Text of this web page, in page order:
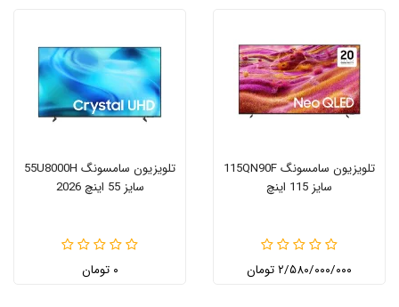
تلویزیون سامسونگ 115QN90F
سایز 115 اینچ
۲/۵۸۰/۰۰۰/۰۰۰ تومان
تلویزیون سامسونگ 55U8000H
سایز 55 اینچ 2026
۰ تومان